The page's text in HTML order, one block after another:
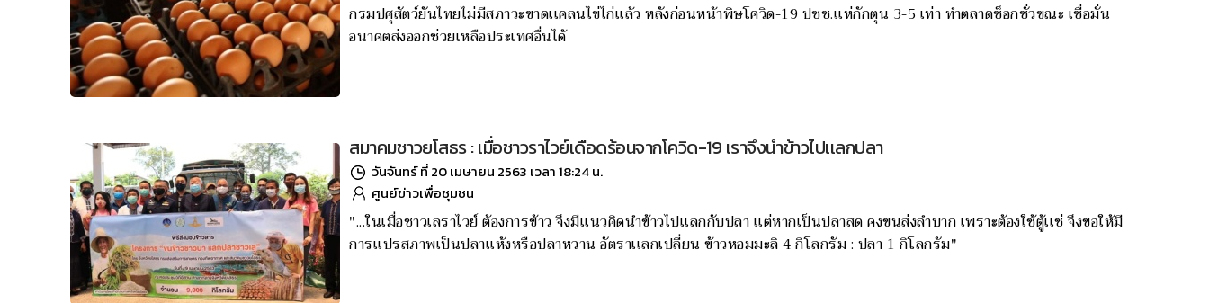
กรมปศุสัตว์ยันไทยไม่มีสภาวะขาดเเคลนไข่ไก่เเล้ว หลังก่อนหน้าพิษโควิด-19 ปชช.เเห่กักตุน 3-5 เท่า ทำตลาดช็อกชั่วขณะ เชื่อมั่น
อนาคตส่งออกช่วยเหลือประเทศอื่นได้
สมาคมชาวยโสธร : เมื่อชาวราไวย์เดือดร้อนจากโควิด-19 เราจึงนำข้าวไปเเลกปลา
วันจันทร์ ที่ 20 เมษายน 2563 เวลา 18:24 น.
ศูนย์ข่าวเพื่อชุมชน
"...ในเมื่อชาวเลราไวย์ ต้องการข้าว จึงมีเเนวคิดนำข้าวไปเเลกกับปลา เเต่หากเป็นปลาสด คงขนส่งลำบาก เพราะต้องใช้ตู้เเช่ จึงขอให้มี
การเเปรสภาพเป็นปลาเเห้งหรือปลาหวาน อัตราเเลกเปลี่ยน ข้าวหอมมะลิ 4 กิโลกรัม : ปลา 1 กิโลกรัม"